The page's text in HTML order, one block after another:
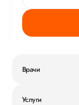
Врачи
Услуги